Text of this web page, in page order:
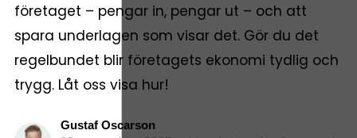
företaget – pengar in, pengar ut – och att
spara underlagen som visar det. Gör du det
regelbundet blir företagets ekonomi tydlig och
trygg. Låt oss visa hur!
Gustaf Oscarson